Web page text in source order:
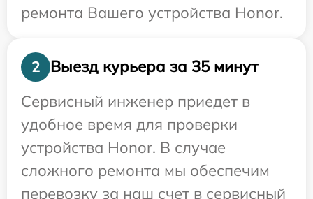
ремонта Вашего устройства Honor.
2
Выезд курьера за 35 минут
Сервисный инженер приедет в
удобное время для проверки
устройства Honor. В случае
сложного ремонта мы обеспечим
перевозку за наш счет в сервисный